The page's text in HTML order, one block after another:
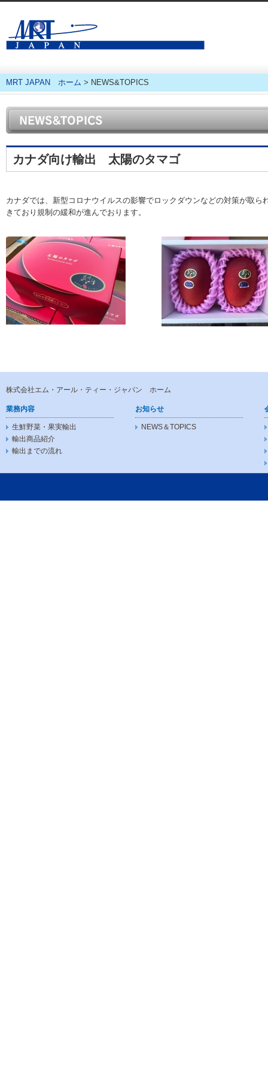
MRT JAPAN ホーム > NEWS&TOPICS
カナダ向け輸出 太陽のタマゴ
カナダでは、新型コロナウイルスの影響でロックダウンなどの対策が取
きており規制の緩和が進んでおります。
株式会社エム・アール・ティー・ジャパン ホーム
業務内容
生鮮野菜・果実輸出
輸出商品紹介
輸出までの流れ
お知らせ
NEWS＆TOPICS